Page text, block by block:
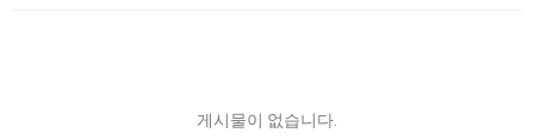
게시물이 없습니다.